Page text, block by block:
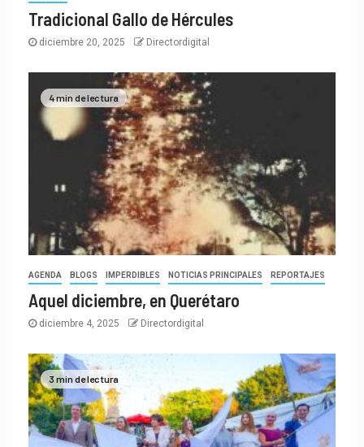
Tradicional Gallo de Hércules
diciembre 20, 2025 Directordigital
4 min de lectura
AGENDA BLOGS IMPERDIBLES NOTICIAS PRINCIPALES REPORTAJES
Aquel diciembre, en Querétaro
diciembre 4, 2025 Directordigital
3 min de lectura